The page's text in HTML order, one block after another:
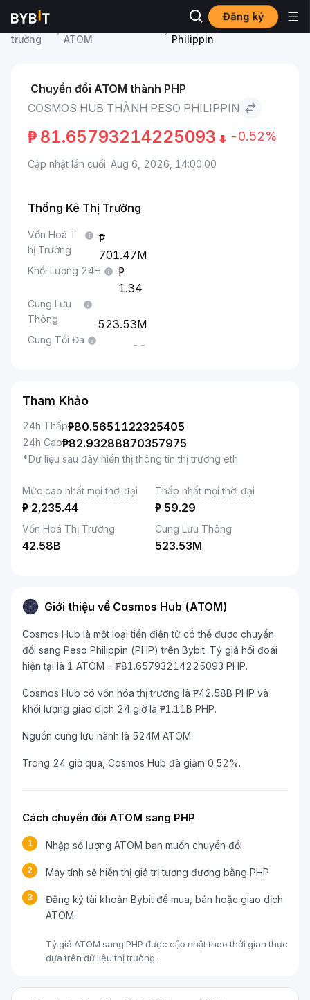
Đăng ký
Thị
trường
ATOM
Cosmos Hub to Peso
Philippin
Chuyển đổi ATOM thành PHP
COSMOS HUB THÀNH PESO PHILIPPIN
₱81.65793214225093 -0.52%
Cập nhật lần cuối: Aug 6, 2026, 14:00:00
Thống Kê Thị Trường
Vốn Hoá T
hị Trường
701.47M
Khối Lượng 24H
1.34
Cung Lưu
Thông
523.53M
Cung Tối Đa --
Tham Khảo
24h Thấp₱80.5651122325405
24h Cao₱82.93288870357975
*Dữ liệu sau đây hiển thị thông tin thị trường eth
Mức cao nhất mọi thời đại
₱ 2,235.44
Thấp nhất mọi thời đại
₱ 59.29
Vốn Hoá Thị Trường
42.58B
Cung Lưu Thông
523.53M
Giới thiệu về Cosmos Hub (ATOM)
Cosmos Hub là một loại tiền điện tử có thể được chuyển
đổi sang Peso Philippin (PHP) trên Bybit. Tỷ giá hối đoái
hiện tại là 1 ATOM = ₱81.65793214225093 PHP.
Cosmos Hub có vốn hóa thị trường là ₱42.58B PHP và
khối lượng giao dịch 24 giờ là ₱1.11B PHP.
Nguồn cung lưu hành là 524M ATOM.
Trong 24 giờ qua, Cosmos Hub đã giảm 0.52%.
Cách chuyển đổi ATOM sang PHP
1 Nhập số lượng ATOM bạn muốn chuyển đổi
2 Máy tính sẽ hiển thị giá trị tương đương bằng PHP
3
Đăng ký tài khoản Bybit để mua, bán hoặc giao dịch
ATOM
Tỷ giá ATOM sang PHP được cập nhật theo thời gian thực
dựa trên dữ liệu thị trường.